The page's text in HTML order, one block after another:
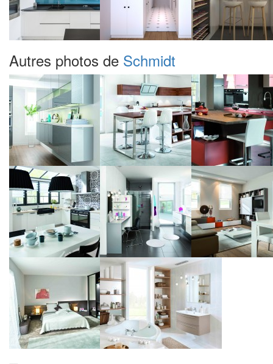
Autres photos de Schmidt